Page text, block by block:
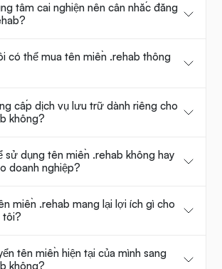
tâm cai nghiện nên cân nhắc đăng
có thể mua tên miền .rehab thông
cấp dịch vụ lưu trữ dành riêng cho
không?
sử dụng tên miền .rehab không hay
doanh nghiệp?
miền .rehab mang lại lợi ích gì cho
tôi?
tên miền hiện tại của mình sang
không?